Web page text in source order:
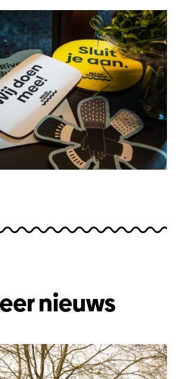
nieuws